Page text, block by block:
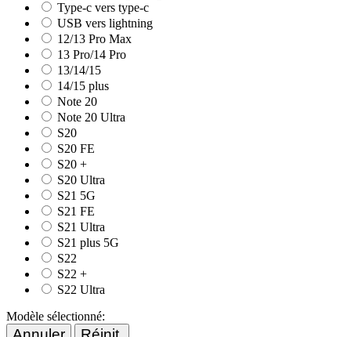
Type-c vers type-c
USB vers lightning
12/13 Pro Max
13 Pro/14 Pro
13/14/15
14/15 plus
Note 20
Note 20 Ultra
S20
S20 FE
S20 +
S20 Ultra
S21 5G
S21 FE
S21 Ultra
S21 plus 5G
S22
S22 +
S22 Ultra
Modèle sélectionné: